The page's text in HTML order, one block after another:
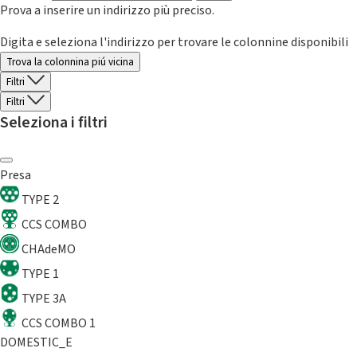
Prova a inserire un indirizzo più preciso.
Digita e seleziona l'indirizzo per trovare le colonnine disponibili
Trova la colonnina piú vicina
Filtri
Filtri
Seleziona i filtri
Presa
TYPE 2
CCS COMBO
CHAdeMO
TYPE 1
TYPE 3A
CCS COMBO 1
DOMESTIC_E